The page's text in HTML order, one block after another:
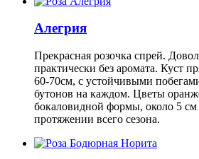
Алегрия
Прекрасная розочка спрей.
практически без аромата. Куст
60-70см, с устойчивыми
бутонов на каждом. Цветы
бокаловидной формы, около 5 см
протяжении всего сезона.